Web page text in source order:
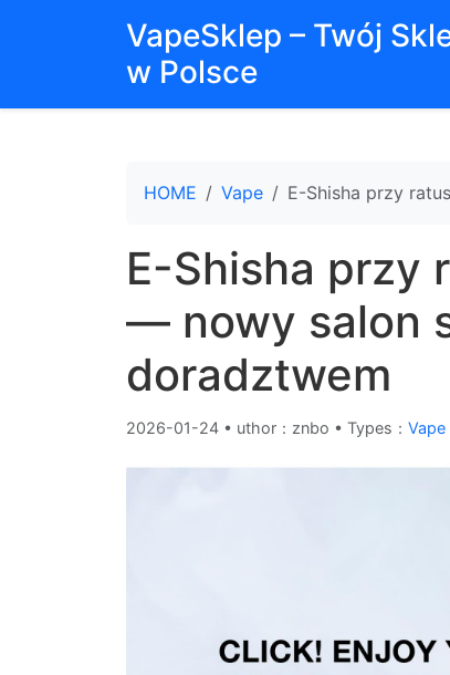
VapeSklep – Twój
w Polsce
HOME Vape E-Shisha przy
E-Shisha przy
— nowy salon
doradztwem
2026-01-24 • uthor：znbo • Types： Vape